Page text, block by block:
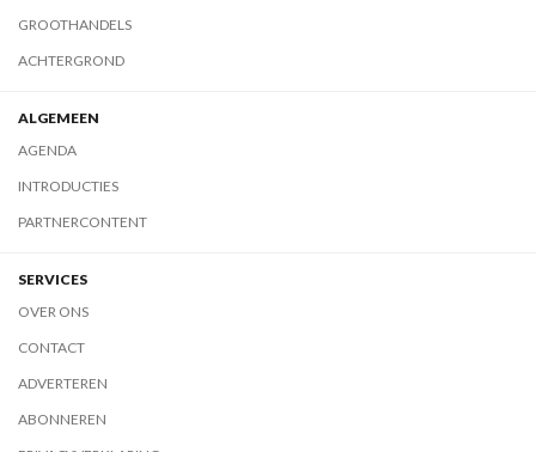
GROOTHANDELS
ACHTERGROND
ALGEMEEN
AGENDA
INTRODUCTIES
PARTNERCONTENT
SERVICES
OVER ONS
CONTACT
ADVERTEREN
ABONNEREN